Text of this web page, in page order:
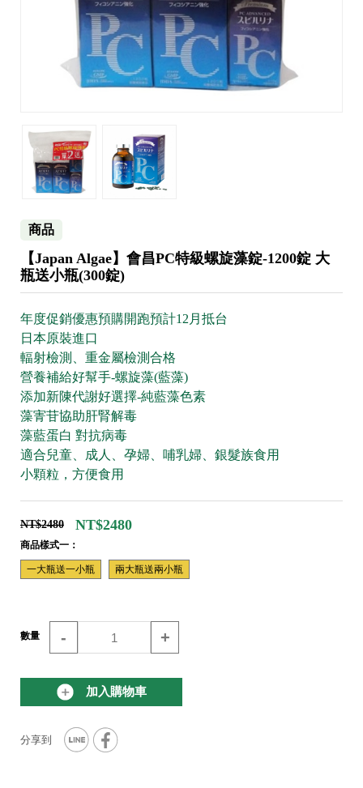
商品
【Japan Algae】會昌PC特級螺旋藻錠-1200錠 大
瓶送小瓶(300錠)
年度促銷優惠預購開跑預計12月抵台
日本原裝進口
輻射檢測、重金屬檢測合格
營養補給好幫手-螺旋藻(藍藻)
添加新陳代謝好選擇-純藍藻色素
藻寈苷協助肝腎解毒
藻藍蛋白 對抗病毒
適合兒童、成人、孕婦、哺乳婦、銀髮族食用
小顆粒，方便食用
NT$2480 NT$2480
商品樣式一：
一大瓶送一小瓶 兩大瓶送兩小瓶
數量 - +
加入購物車